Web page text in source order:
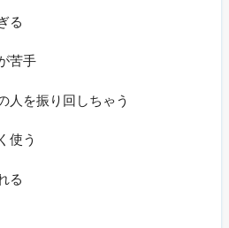
る
苦手
人を振り回しちゃう
使う
る